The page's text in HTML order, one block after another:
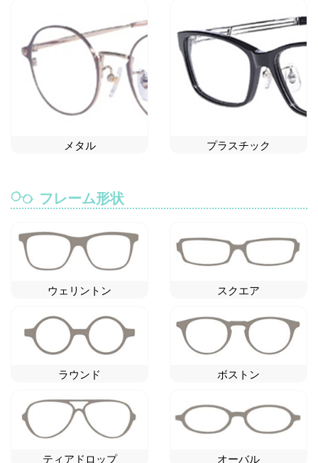
メタル プラスチック
フレーム形状
ウェリントン スクエア
ラウンド ボストン
ティアドロップ オーバル